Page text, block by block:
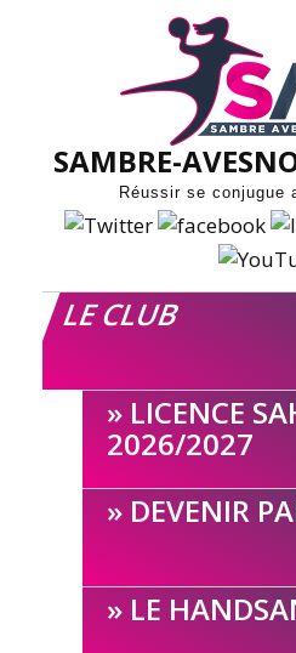
SAMBRE-
Réussir se conjugue
LE CLUB
LICENCE
2026/2027
DEVENIR
LE